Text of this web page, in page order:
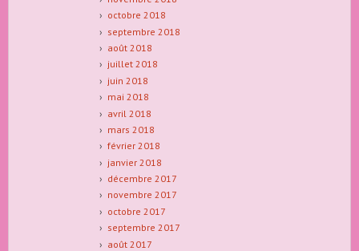
octobre 2018
septembre 2018
août 2018
juillet 2018
juin 2018
mai 2018
avril 2018
mars 2018
février 2018
janvier 2018
décembre 2017
novembre 2017
octobre 2017
septembre 2017
août 2017